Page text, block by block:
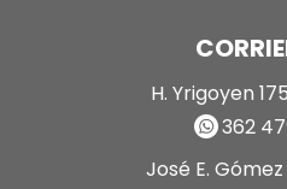
H. Yrigoyen
362
José E.